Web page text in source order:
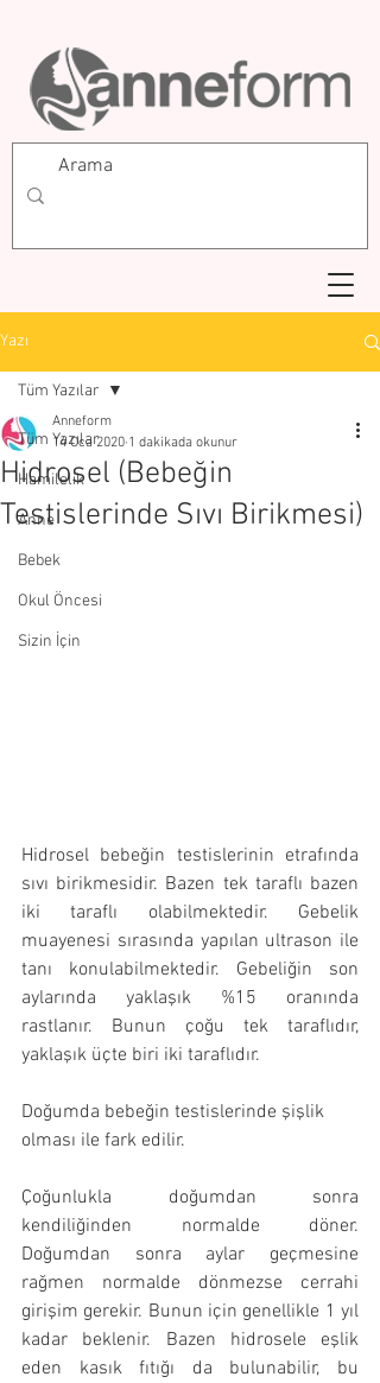
Yazı
Tüm Yazılar
Hamilelik
Anne
Bebek
Okul Öncesi
Sizin İçin
Tüm Yazılar
Hidrosel (Bebeğin
Testislerinde Sıvı Birikmesi)
Anneform
14 Oca 2020 1 dakikada okunur
Hidrosel bebeğin testislerinin etrafında
sıvı birikmesidir. Bazen tek taraflı bazen
iki taraflı olabilmektedir. Gebelik
muayenesi sırasında yapılan ultrason ile
tanı konulabilmektedir. Gebeliğin son
aylarında yaklaşık %15 oranında
rastlanır. Bunun çoğu tek taraflıdır,
yaklaşık üçte biri iki taraflıdır.
Doğumda bebeğin testislerinde şişlik
olması ile fark edilir.
Çoğunlukla doğumdan sonra
kendiliğinden normalde döner.
Doğumdan sonra aylar geçmesine
rağmen normalde dönmezse cerrahi
girişim gerekir. Bunun için genellikle 1 yıl
kadar beklenir. Bazen hidrosele eşlik
eden kasık fıtığı da bulunabilir, bu